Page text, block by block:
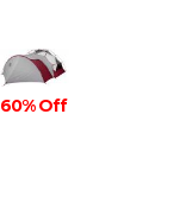
60% Off